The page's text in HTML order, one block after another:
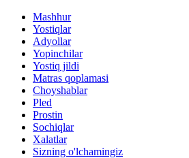
Mashhur
Yostiqlar
Adyollar
Yopinchilar
Yostiq jildi
Matras qoplamasi
Choyshablar
Pled
Prostin
Sochiqlar
Xalatlar
Sizning o'lchamingiz